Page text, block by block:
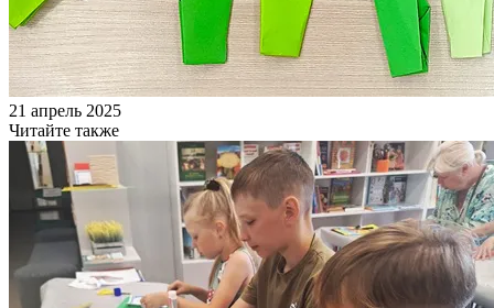
21 апрель 2025
Читайте также